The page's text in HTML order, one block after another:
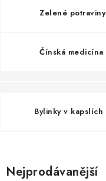
Zelené potraviny
Čínská medicína
Bylinky v kapslích
Nejprodávanější